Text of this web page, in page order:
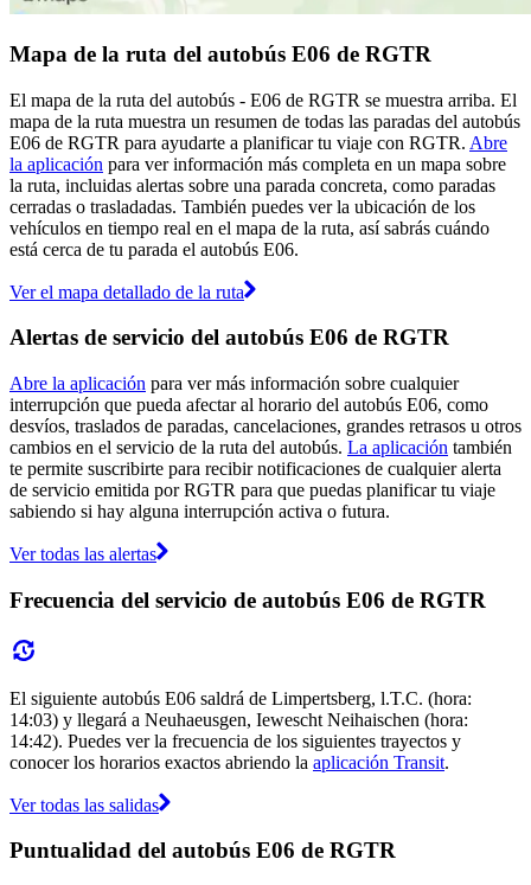
Mapa de la ruta del autobús E06 de RGTR
El mapa de la ruta del autobús - E06 de RGTR se muestra arriba. El
mapa de la ruta muestra un resumen de todas las paradas del autobús
E06 de RGTR para ayudarte a planificar tu viaje con RGTR. Abre
la aplicación para ver información más completa en un mapa sobre
la ruta, incluidas alertas sobre una parada concreta, como paradas
cerradas o trasladadas. También puedes ver la ubicación de los
vehículos en tiempo real en el mapa de la ruta, así sabrás cuándo
está cerca de tu parada el autobús E06.
Ver el mapa detallado de la ruta
Alertas de servicio del autobús E06 de RGTR
Abre la aplicación para ver más información sobre cualquier
interrupción que pueda afectar al horario del autobús E06, como
desvíos, traslados de paradas, cancelaciones, grandes retrasos u otros
cambios en el servicio de la ruta del autobús. La aplicación también
te permite suscribirte para recibir notificaciones de cualquier alerta
de servicio emitida por RGTR para que puedas planificar tu viaje
sabiendo si hay alguna interrupción activa o futura.
Ver todas las alertas
Frecuencia del servicio de autobús E06 de RGTR
El siguiente autobús E06 saldrá de Limpertsberg, l.T.C. (hora:
14:03) y llegará a Neuhaeusgen, Iewescht Neihaischen (hora:
14:42). Puedes ver la frecuencia de los siguientes trayectos y
conocer los horarios exactos abriendo la aplicación Transit.
Ver todas las salidas
Puntualidad del autobús E06 de RGTR